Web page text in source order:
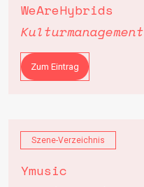
WeAreHybrids
Kulturmanagement
Zum Eintrag
Szene-Verzeichnis
Ymusic